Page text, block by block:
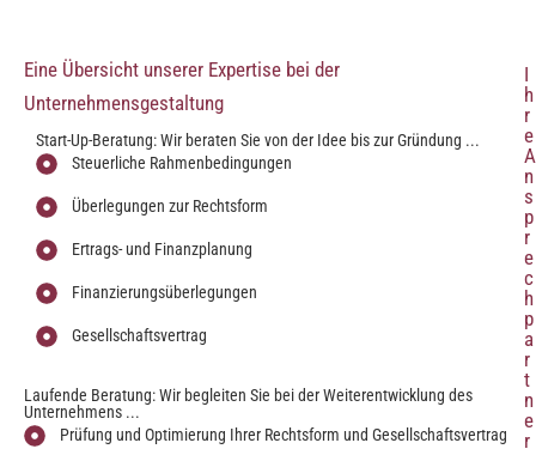
Eine Übersicht unserer Expertise bei der
Unternehmensgestaltung
Start-Up-Beratung: Wir beraten Sie von der Idee bis zur Gründung ...
Steuerliche Rahmenbedingungen
Überlegungen zur Rechtsform
Ertrags- und Finanzplanung
Finanzierungsüberlegungen
Gesellschaftsvertrag
Laufende Beratung: Wir begleiten Sie bei der Weiterentwicklung des
Unternehmens ...
Prüfung und Optimierung Ihrer Rechtsform und Gesellschaftsvertrag
I
h
r
e
A
n
s
p
r
e
c
h
p
a
r
t
n
e
r